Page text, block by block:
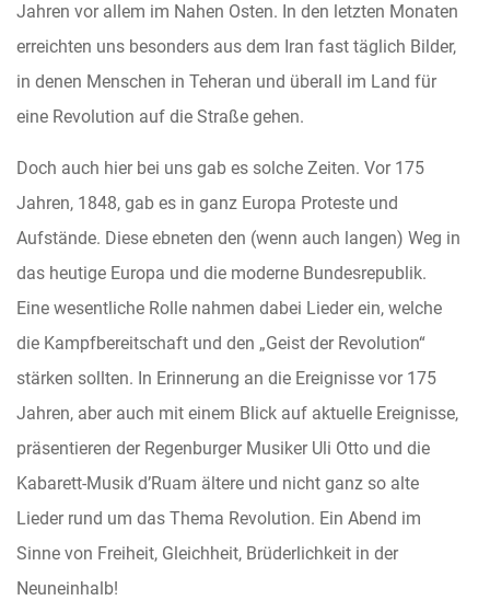
Jahren vor allem im Nahen Osten. In den letzten Monaten
erreichten uns besonders aus dem Iran fast täglich Bilder,
in denen Menschen in Teheran und überall im Land für
eine Revolution auf die Straße gehen.
Doch auch hier bei uns gab es solche Zeiten. Vor 175
Jahren, 1848, gab es in ganz Europa Proteste und
Aufstände. Diese ebneten den (wenn auch langen) Weg in
das heutige Europa und die moderne Bundesrepublik.
Eine wesentliche Rolle nahmen dabei Lieder ein, welche
die Kampfbereitschaft und den „Geist der Revolution“
stärken sollten. In Erinnerung an die Ereignisse vor 175
Jahren, aber auch mit einem Blick auf aktuelle Ereignisse,
präsentieren der Regenburger Musiker Uli Otto und die
Kabarett-Musik d’Ruam ältere und nicht ganz so alte
Lieder rund um das Thema Revolution. Ein Abend im
Sinne von Freiheit, Gleichheit, Brüderlichkeit in der
Neuneinhalb!